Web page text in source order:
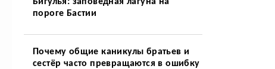
пороге Бастии
Почему общие каникулы братьев и
сестёр часто превращаются в ошибку